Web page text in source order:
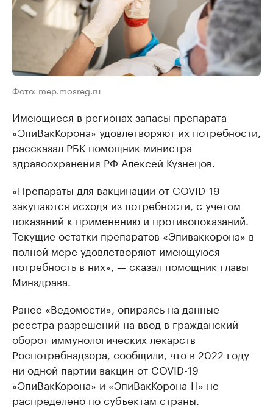
Фото: mep.mosreg.ru
Имеющиеся в регионах запасы препарата
«ЭпиВакКорона» удовлетворяют их потребности,
рассказал РБК помощник министра
здравоохранения РФ Алексей Кузнецов.
«Препараты для вакцинации от COVID-19
закупаются исходя из потребности, с учетом
показаний к применению и противопоказаний.
Текущие остатки препаратов «Эпиваккорона» в
полной мере удовлетворяют имеющуюся
потребность в них», — сказал помощник главы
Минздрава.
Ранее «Ведомости», опираясь на данные
реестра разрешений на ввод в гражданский
оборот иммунологических лекарств
Роспотребнадзора, сообщили, что в 2022 году
ни одной партии вакцин от COVID-19
«ЭпиВакКорона» и «ЭпиВакКорона-Н» не
распределено по субъектам страны.